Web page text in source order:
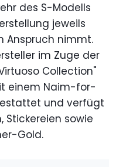
des S-Modells
jeweils
Anspruch nimmt.
im Zuge der
Collection"
einem Naim-for-
und verfügt
Stickereien sowie
Gold.